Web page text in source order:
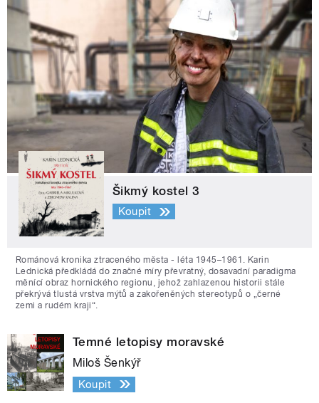
Šikmý kostel 3
Koupit
Románová kronika ztraceného města - léta 1945–1961. Karin
Lednická předkládá do značné míry převratný, dosavadní paradigma
měnící obraz hornického regionu, jehož zahlazenou historii stále
překrývá tlustá vrstva mýtů a zakořeněných stereotypů o „černé
zemi a rudém kraji“.
Temné letopisy moravské
Miloš Šenkýř
Koupit